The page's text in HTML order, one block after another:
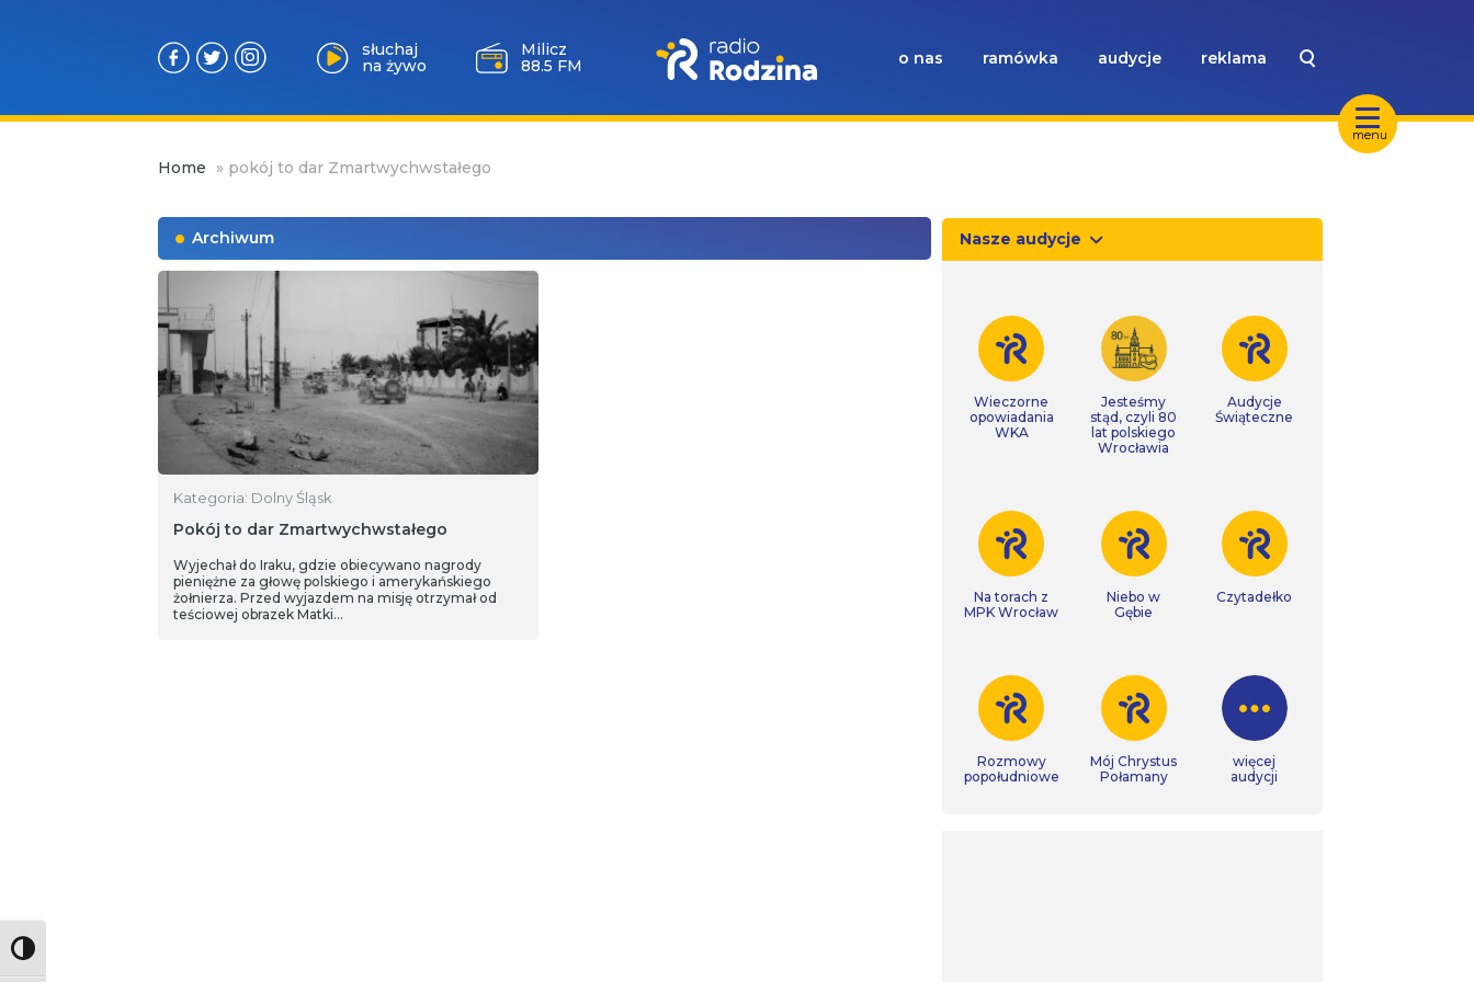
Toggle High Contrast
menu
słuchaj
na żywo
Góra
Igliczna
107.2 FM
o nas ramówka audycje reklama
Home » pokój to dar Zmartwychwstałego
Archiwum
Kategoria: Dolny Śląsk
Pokój to dar Zmartwychwstałego
Wyjechał do Iraku, gdzie obiecywano nagrody
pieniężne za głowę polskiego i amerykańskiego
żołnierza. Przed wyjazdem na misję otrzymał od
teściowej obrazek Matki…
Nasze audycje
Wieczorne
opowiadania
WKA
Jesteśmy
stąd, czyli 80
lat polskiego
Wrocławia
Audycje
Świąteczne
Na torach z
MPK Wrocław
Niebo w
Gębie
Czytadełko
Rozmowy
popołudniowe
Mój Chrystus
Połamany
więcej
audycji